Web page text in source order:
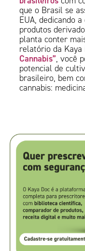
que o Brasil se
EUA, dedicando
produtos
planta conter
relatório da
Cannabis”, você
potencial de
brasileiro, bem
cannabis: